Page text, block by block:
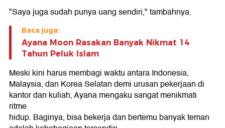
"Saya juga sudah punya uang sendiri," tambahnya.
Baca juga:
Ayana Moon Rasakan Banyak Nikmat 14
Tahun Peluk Islam
Meski kini harus membagi waktu antara Indonesia,
Malaysia, dan Korea Selatan demi urusan pekerjaan di
kantor dan kuliah, Ayana mengaku sangat menikmati
ritme
hidup. Baginya, bisa bekerja dan bertemu banyak teman